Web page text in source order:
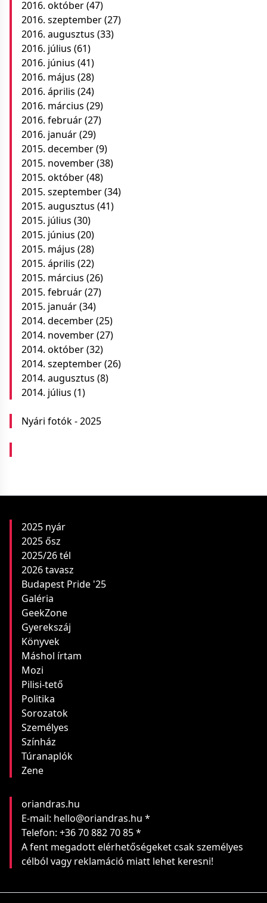
2016. október(47)
2016. szeptember(27)
2016. augusztus (33)
2016. július (61)
2016. június (41)
2016. május (28)
2016. április (24)
2016. március (29)
2016. február(27)
2016. január(29)
2015. december(9)
2015. november(38)
2015. október(48)
2015. szeptember(34)
2015. augusztus (41)
2015. július (30)
2015. június (20)
2015. május (28)
2015. április (22)
2015. március (26)
2015. február(27)
2015. január(34)
2014. december(25)
2014. november(27)
2014. október(32)
2014. szeptember(26)
2014. augusztus (8)
2014. július (1)
Nyári fotók - 2025
2025 nyár
2025 ősz
2025/26 tél
2026 tavasz
Budapest Pride '25
Galéria
GeekZone
Gyerekszáj
Könyvek
Máshol írtam
Mozi
Pilisi-tető
Politika
Sorozatok
Személyes
Színház
Túranaplók
Zene
oriandras.hu
E-mail: hello@oriandras.hu *
Telefon: +36 70 882 70 85 *
A fent megadott elérhetőségeket csak személyes
célból vagy reklamáció miatt lehet keresni!